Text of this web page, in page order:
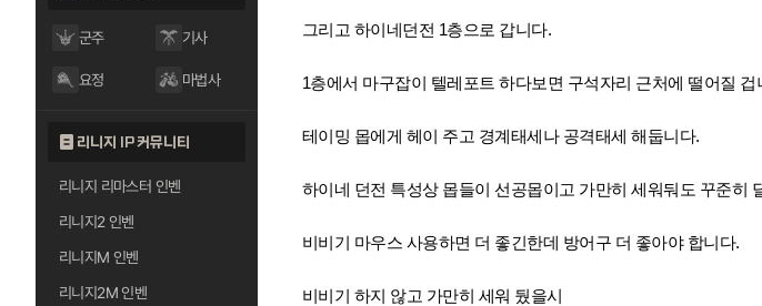
군주 기사
요정 마법사
리니지 IP 커뮤니티
리니지 리마스터 인벤
리니지2 인벤
리니지M 인벤
리니지2M 인벤
그리고 하이네던전 1층으로 갑니다.
1층에서 마구잡이 텔레포트 하다보면 구석자리 근처에 떨어질
테이밍 몹에게 헤이 주고 경계태세나 공격태세 해둡니다.
하이네 던전 특성상 몹들이 선공몹이고 가만히 세워둬도 꾸준히
비비기 마우스 사용하면 더 좋긴한데 방어구 더 좋아야 합니다.
비비기 하지 않고 가만히 세워 뒀을시